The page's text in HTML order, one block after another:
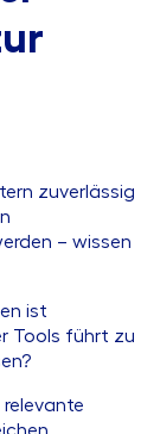
zuverlässig
– wissen
ist
Tools führt zu
relevante